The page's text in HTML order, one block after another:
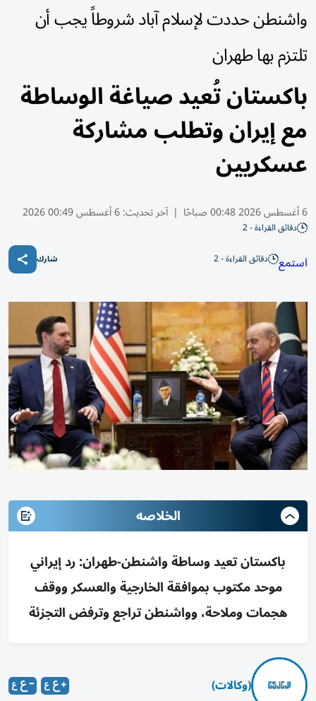
واشنطن حددت لإسلام آباد شروطاً يجب أن
تلتزم بها طهران
باكستان تُعيد صياغة الوساطة
مع إيران وتطلب مشاركة
عسكريين
6 أغسطس 2026 00:48 صباحًا | آخر تحديث:6 أغسطس 00:49 2026
دقائق القراءة - 2
استمع دقائق القراءة - 2 شارك
الخلاصه
باكستان تعيد وساطة واشنطن-طهران: رد إيراني
موحد مكتوب بموافقة الخارجية والعسكر ووقف
هجمات وملاحة، وواشنطن تراجع وترفض التجزئة
(وكالات)